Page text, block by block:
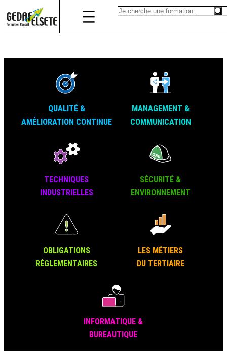
QUALITÉ &
AMÉLIORATION CONTINUE
MANAGEMENT &
COMMUNICATION
TECHNIQUES
INDUSTRIELLES
SÉCURITÉ &
ENVIRONNEMENT
OBLIGATIONS
RÉGLEMENTAIRES
LES MÉTIERS
DU TERTIAIRE
INFORMATIQUE &
BUREAUTIQUE